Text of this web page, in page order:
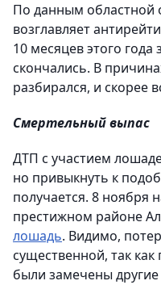
По данным областной
возглавляет
10 месяцев этого года
скончались. В
разбирался, и скорее
Смертельный выпас
ДТП с участием
но привыкнуть к
получается. 8 ноября
престижном районе
лошадь. Видимо,
существенной, так
были замечены